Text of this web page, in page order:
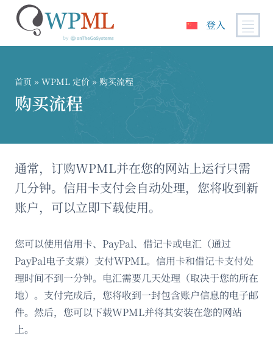
登入
首页 » WPML 定价 » 购买流程
购买流程
通常，订购WPML并在您的网站上运行只需
几分钟。信用卡支付会自动处理，您将收到新
账户，可以立即下载使用。
您可以使用信用卡、PayPal、借记卡或电汇（通过
PayPal电子支票）支付WPML。信用卡和借记卡支付处
理时间不到一分钟。电汇需要几天处理（取决于您的所在
地）。支付完成后，您将收到一封包含账户信息的电子邮
件。然后，您可以下载WPML并将其安装在您的网站
上。